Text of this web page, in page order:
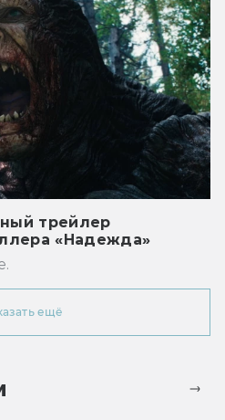
трейлер
«Надежда»
ещё